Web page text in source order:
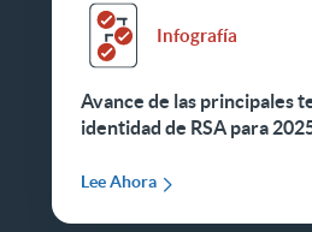
Infografía
Avance de las principales
identidad de RSA para
Lee Ahora